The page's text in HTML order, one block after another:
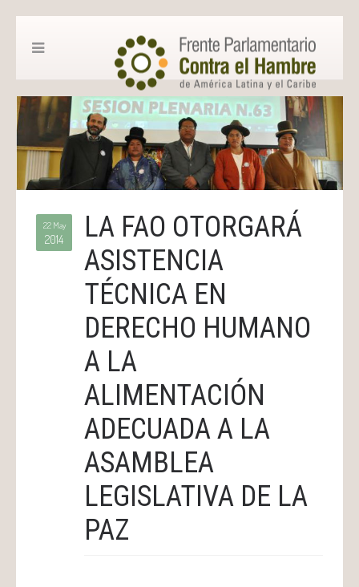
22 May
2014
LA FAO OTORGARÁ
ASISTENCIA
TÉCNICA EN
DERECHO HUMANO
A LA
ALIMENTACIÓN
ADECUADA A LA
ASAMBLEA
LEGISLATIVA DE LA
PAZ